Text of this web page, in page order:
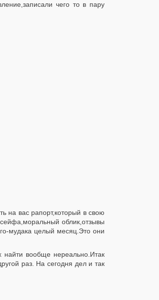
чего то в пару
на вас рапорт,который в свою
облик,отзывы
мудака целый месяц.Это они
найти вообще нереально.Итак
раз. На сегодня дел и так